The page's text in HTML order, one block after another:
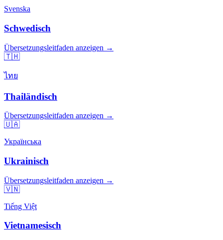
Svenska
Schwedisch
Übersetzungsleitfaden anzeigen →
🇹🇭
ไทย
Thailändisch
Übersetzungsleitfaden anzeigen →
🇺🇦
Українська
Ukrainisch
Übersetzungsleitfaden anzeigen →
🇻🇳
Tiếng Việt
Vietnamesisch